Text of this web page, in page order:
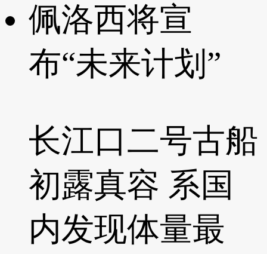
佩洛西将宣
布“未来计划”
长江口二号古船
初露真容 系国
内发现体量最